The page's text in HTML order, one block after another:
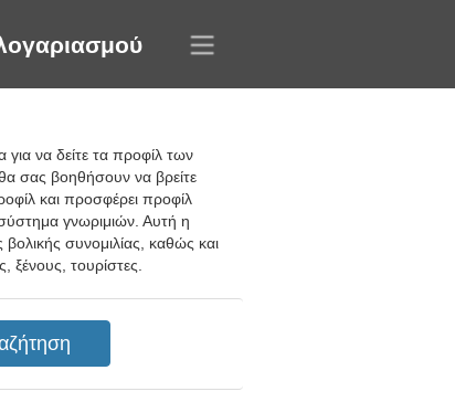
για να δείτε τα προφίλ των
σας βοηθήσουν να βρείτε
και προσφέρει προφίλ
γνωριμιών. Αυτή η
συνομιλίας, καθώς και
τουρίστες.